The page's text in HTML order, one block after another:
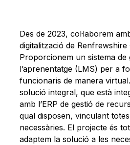
Des de 2023, col·laborem
digitalització de Renfrewshire
Proporcionem un sistema de
l’aprenentatge (LMS) per a
funcionaris de manera
solució integral, que està
amb l’ERP de gestió de
qual disposen, vinculant
necessàries. El projecte és
adaptem la solució a les